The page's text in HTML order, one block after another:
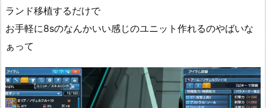
ランド移植するだけで
お手軽に8sのなんかいい感じのユニット作れるのやばいな
ぁって